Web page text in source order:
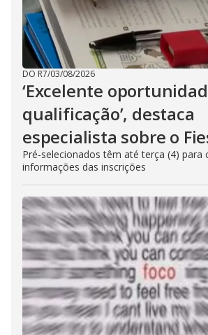
DO R7/03/08/2026
‘Excelente
qualificação’, destaca
especialista sobre o
Pré-selecionados têm até terça (4) para
informações das inscrições